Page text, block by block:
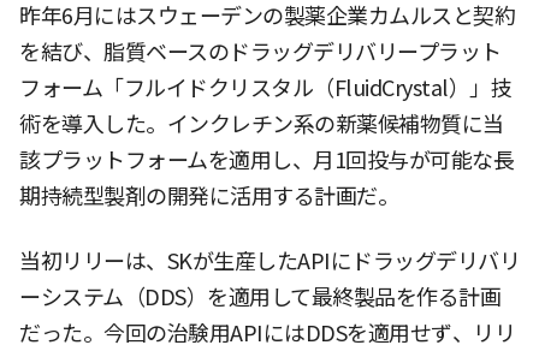
昨年6月にはスウェーデンの製薬企業カムルスと契約
を結び、脂質ベースのドラッグデリバリープラット
フォーム「フルイドクリスタル（FluidCrystal）」技
術を導入した。インクレチン系の新薬候補物質に当
該プラットフォームを適用し、月1回投与が可能な長
期持続型製剤の開発に活用する計画だ。
当初リリーは、SKが生産したAPIにドラッグデリバリ
ーシステム（DDS）を適用して最終製品を作る計画
だった。今回の治験用APIにはDDSを適用せず、リリ